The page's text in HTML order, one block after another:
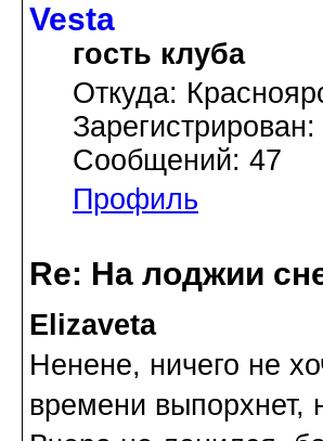
Vesta
гость клуба
Откуда:
Сообщений: 47
Профиль
Re: На лоджии
Elizaveta
Ненене, ничего не
времени выпорхнет,